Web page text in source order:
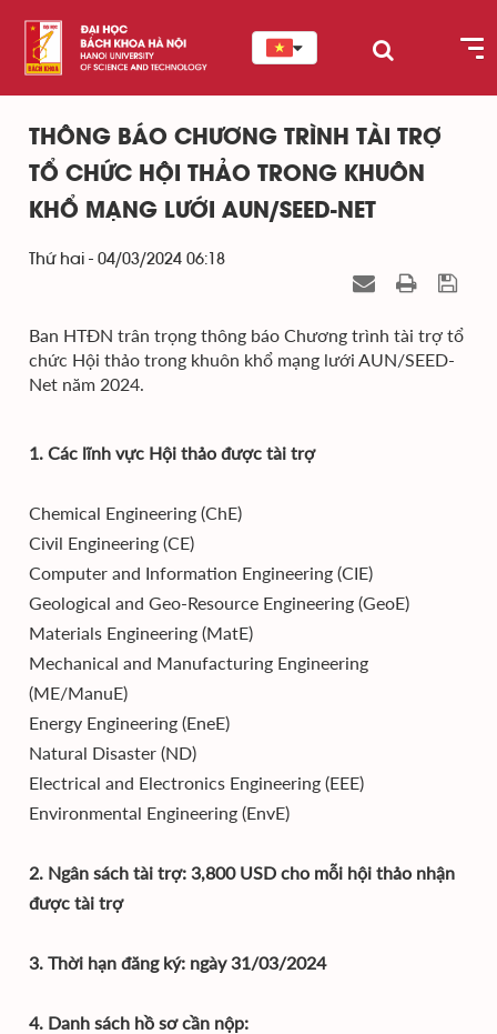
THÔNG BÁO CHƯƠNG TRÌNH TÀI TRỢ
TỔ CHỨC HỘI THẢO TRONG KHUÔN
KHỔ MẠNG LƯỚI AUN/SEED-NET
Thứ hai - 04/03/2024 06:18
Ban HTĐN trân trọng thông báo Chương trình tài trợ tổ
chức Hội thảo trong khuôn khổ mạng lưới AUN/SEED-
Net năm 2024.
1. Các lĩnh vực Hội thảo được tài trợ
Chemical Engineering (ChE)
Civil Engineering (CE)
Computer and Information Engineering (CIE)
Geological and Geo-Resource Engineering (GeoE)
Materials Engineering (MatE)
Mechanical and Manufacturing Engineering
(ME/ManuE)
Energy Engineering (EneE)
Natural Disaster (ND)
Electrical and Electronics Engineering (EEE)
Environmental Engineering (EnvE)
2. Ngân sách tài trợ: 3,800 USD cho mỗi hội thảo nhận
được tài trợ
3. Thời hạn đăng ký: ngày 31/03/2024
4. Danh sách hồ sơ cần nộp: